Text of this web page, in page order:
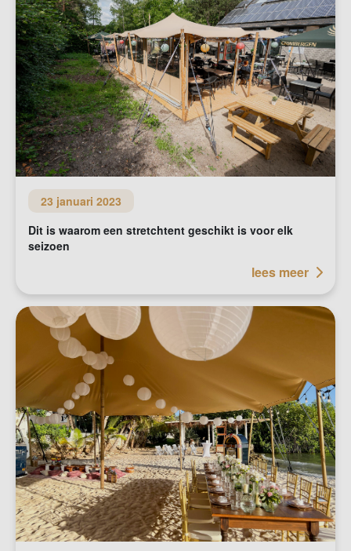
23 januari 2023
Dit is waarom een stretchtent geschikt is voor elk
seizoen
lees meer